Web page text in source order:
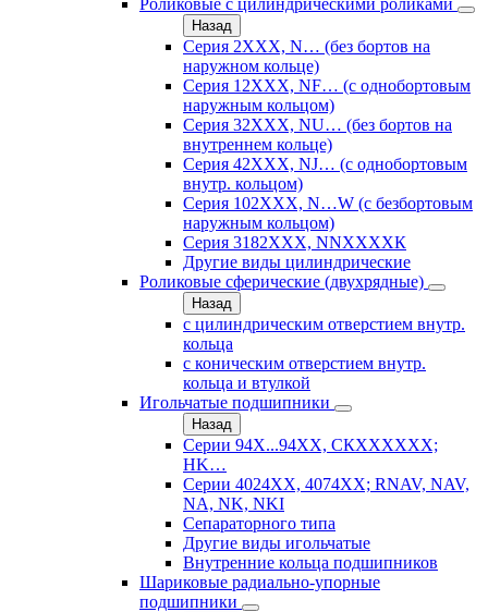
Роликовые с цилиндрическими роликами
Назад
Серия 2ХХХ, N… (без бортов на
наружном кольце)
Серия 12ХХХ, NF… (с однобортовым
наружным кольцом)
Серия 32ХХХ, NU… (без бортов на
внутреннем кольце)
Серия 42ХХХ, NJ… (с однобортовым
внутр. кольцом)
Серия 102ХХХ, N…W (с безбортовым
наружным кольцом)
Серия 3182ХХХ, NNХХХХК
Другие виды цилиндрические
Роликовые сферические (двухрядные)
Назад
с цилиндрическим отверстием внутр.
кольца
с коническим отверстием внутр.
кольца и втулкой
Игольчатые подшипники
Назад
Серии 94Х...94ХХ, СКХХХХХХ;
HK…
Серии 4024ХХ, 4074ХХ; RNAV, NAV,
NA, NK, NKI
Сепараторного типа
Другие виды игольчатые
Внутренние кольца подшипников
Шариковые радиально-упорные
подшипники